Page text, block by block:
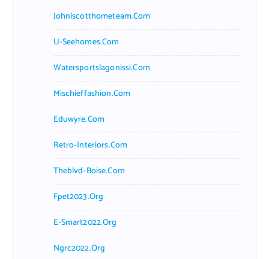
Johnlscotthometeam.com
U-Seehomes.com
Watersportslagonissi.com
Mischieffashion.com
Eduwyre.com
Retro-Interiors.com
Theblvd-Boise.com
Fpet2023.org
E-Smart2022.org
Ngrc2022.org